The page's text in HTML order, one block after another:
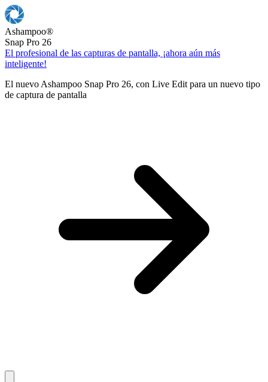
Ashampoo®
Snap Pro 26
El profesional de las capturas de pantalla, ¡ahora aún más
inteligente!
El nuevo Ashampoo Snap Pro 26, con Live Edit para un nuevo tipo
de captura de pantalla